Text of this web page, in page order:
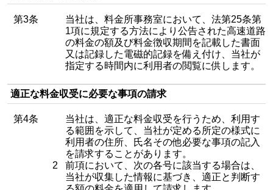
第3条
当社は、料金所事務室において、法第25条第
1項に規定する方法により公告された高速道路
の料金の額及び料金徴収期間を記載した書面
又は記録した電磁的記録を備え付け、当社が
指定する時間内に利用者の閲覧に供します。
適正な料金収受に必要な事項の請求
第4条
当社は、適正な料金収受を行うため、利用す
る範囲を示して、当社が定める所定の様式に
利用者の住所、氏名その他必要な事項の記入
を請求することがあります。
2 前項において、次の各号に該当する場合は、
当社が収集した情報に基づき、適正と判断す